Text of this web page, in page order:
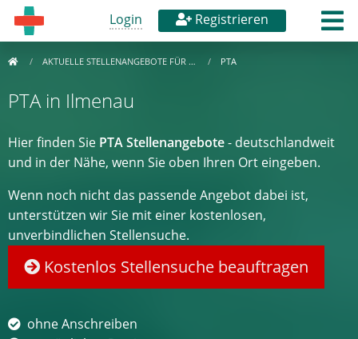
Login Registrieren
AKTUELLE STELLENANGEBOTE FÜR … PTA
PTA in Ilmenau
Hier finden Sie PTA Stellenangebote- deutschlandweit
und in der Nähe, wenn Sie oben Ihren Ort eingeben.
Wenn noch nicht das passende Angebot dabei ist,
unterstützen wir Sie mit einer kostenlosen,
unverbindlichen Stellensuche.
Kostenlos Stellensuche beauftragen
ohne Anschreiben